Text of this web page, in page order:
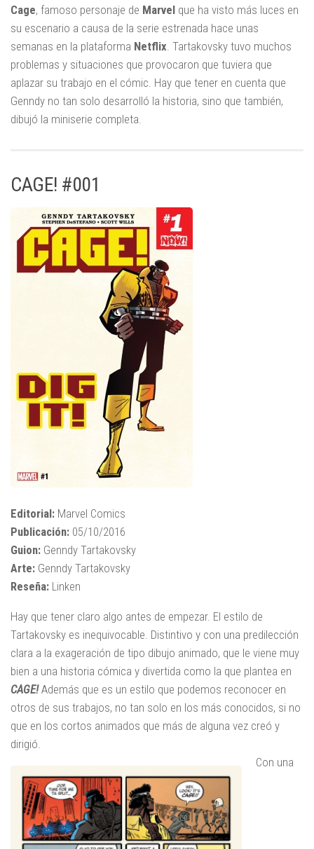
Cage, famoso personaje de Marvel que ha visto más luces en
su escenario a causa de la serie estrenada hace unas
semanas en la plataforma Netflix. Tartakovsky tuvo muchos
problemas y situaciones que provocaron que tuviera que
aplazar su trabajo en el cómic. Hay que tener en cuenta que
Genndy no tan solo desarrolló la historia, sino que también,
dibujó la miniserie completa.
CAGE! #001
Editorial: Marvel Comics
Publicación: 05/10/2016
Guion: Genndy Tartakovsky
Arte: Genndy Tartakovsky
Reseña: Linken
Hay que tener claro algo antes de empezar. El estilo de
Tartakovsky es inequivocable. Distintivo y con una predilección
clara a la exageración de tipo dibujo animado, que le viene muy
bien a una historia cómica y divertida como la que plantea en
CAGE!Además que es un estilo que podemos reconocer en
otros de sus trabajos, no tan solo en los más conocidos, si no
que en los cortos animados que más de alguna vez creó y
dirigió.
Con una